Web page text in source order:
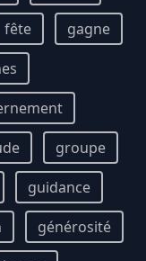
fête
gagne
groupe
guidance
générosité